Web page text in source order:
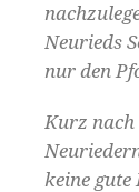
Neurieds
nur den
Kurz nach
keine